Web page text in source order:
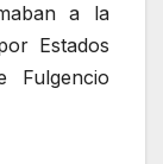
a la
Estados
Fulgencio